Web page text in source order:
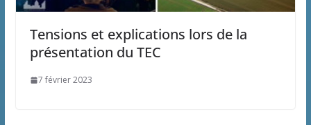
Tensions et explications lors de la
présentation du TEC
7 février 2023